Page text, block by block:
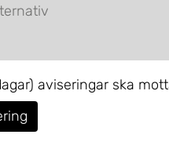
aviseringar ska